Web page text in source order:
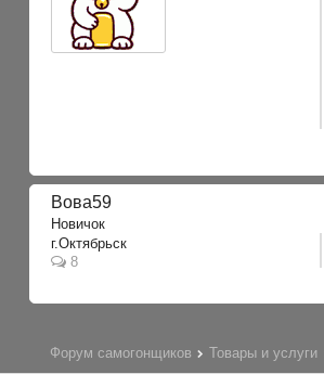
Вова59
Новичок
г.Октябрьск
8
Форум самогонщиков Товары и услуги